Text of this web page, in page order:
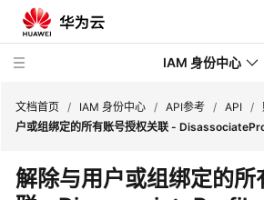
IAM 身份中心
最
新
文档首页 / IAM 身份中心 / API参考 / API /
户或组绑定的所有账号授权关联 -
解除与用户或组绑定的所